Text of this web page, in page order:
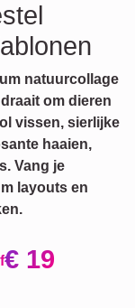
natuurcollage
om dieren
vissen, sierlijke
haaien,
Vang je
layouts en
€ 19